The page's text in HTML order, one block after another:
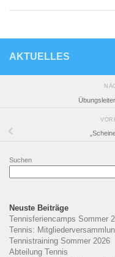
AKTUELLES
Suchen
Neuste Beiträge
Tennisferiencamps Sommer
Tennis:
Tennistraining Sommer 2026
Abteilung Tennis